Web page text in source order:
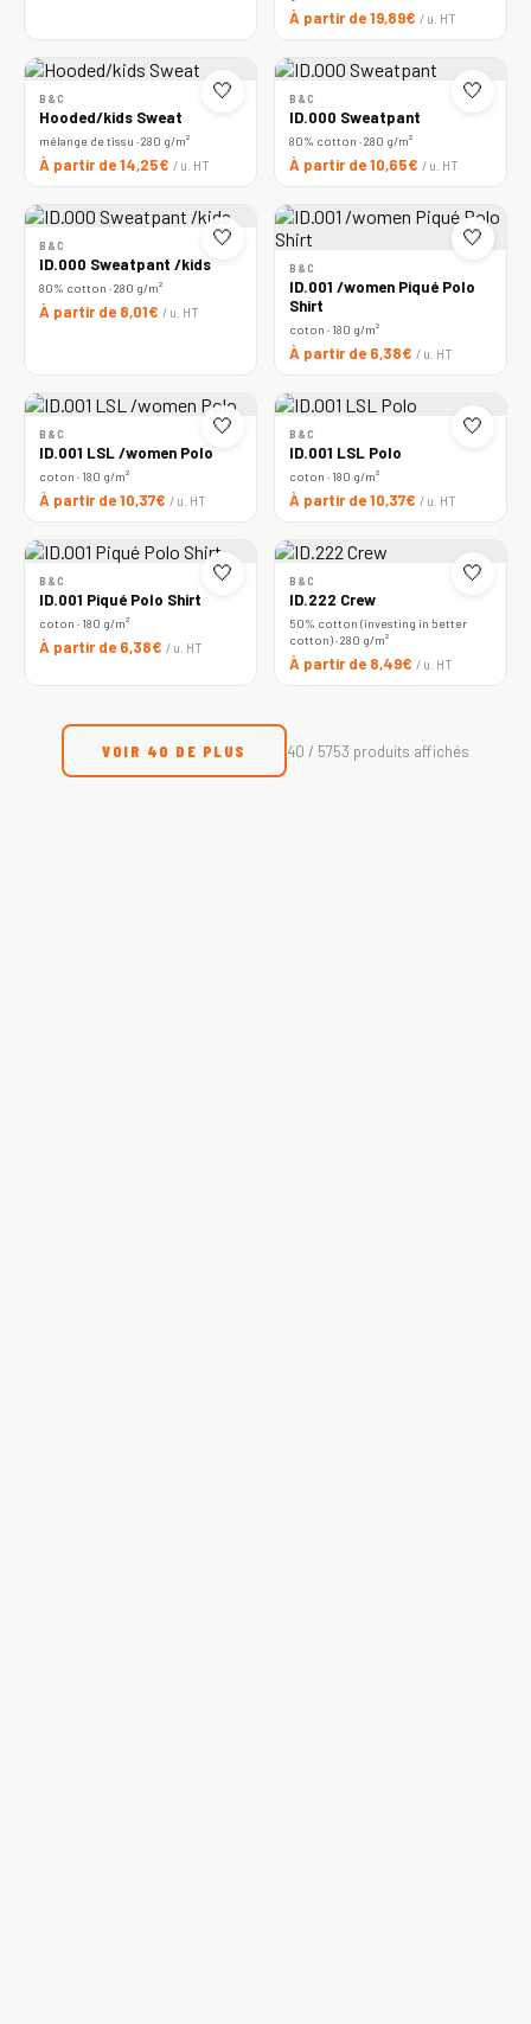
À partir de 19,89€ / u. HT
🤍
B&C
Hooded/kids Sweat
mélange de tissu · 280 g/m²
À partir de 14,25€ / u. HT
🤍
B&C
ID.000 Sweatpant
80% cotton · 280 g/m²
À partir de 10,65€ / u. HT
🤍
B&C
ID.000 Sweatpant /kids
80% cotton · 280 g/m²
À partir de 8,01€ / u. HT
🤍
B&C
ID.001 /women Piqué Polo
Shirt
coton · 180 g/m²
À partir de 6,38€ / u. HT
🤍
B&C
ID.001 LSL /women Polo
coton · 180 g/m²
À partir de 10,37€ / u. HT
🤍
B&C
ID.001 LSL Polo
coton · 180 g/m²
À partir de 10,37€ / u. HT
🤍
B&C
ID.001 Piqué Polo Shirt
coton · 180 g/m²
À partir de 6,38€ / u. HT
🤍
B&C
ID.222 Crew
50% cotton (investing in better
cotton) · 280 g/m²
À partir de 8,49€ / u. HT
VOIR 40 DE PLUS 40 / 5753 produits affichés